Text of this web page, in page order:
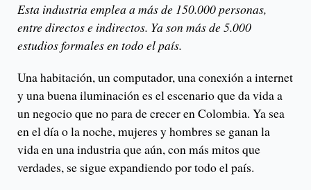
Esta industria emplea a más de 150.000 personas,
entre directos e indirectos. Ya son más de 5.000
estudios formales en todo el país.
Una habitación, un computador, una conexión a internet
y una buena iluminación es el escenario que da vida a
un negocio que no para de crecer en Colombia. Ya sea
en el día o la noche, mujeres y hombres se ganan la
vida en una industria que aún, con más mitos que
verdades, se sigue expandiendo por todo el país.